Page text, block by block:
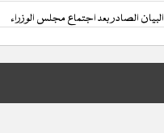
البيان الصادر بعد اجتماع مجلس الوزراء